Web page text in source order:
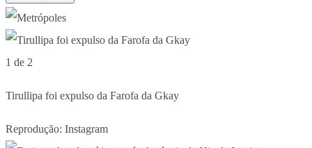
1 de 2
Tirullipa foi expulso da Farofa da Gkay
Reprodução: Instagram